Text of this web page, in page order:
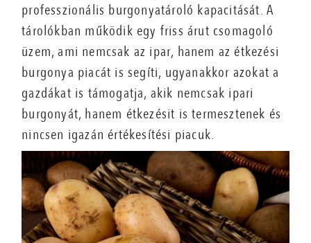
professzionális burgonyatároló kapacitását. A
tárolókban működik egy friss árut csomagoló
üzem, ami nemcsak az ipar, hanem az étkezési
burgonya piacát is segíti, ugyanakkor azokat a
gazdákat is támogatja, akik nemcsak ipari
burgonyát, hanem étkezésit is termesztenek és
nincsen igazán értékesítési piacuk.